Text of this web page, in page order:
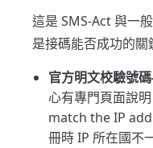
這是 SMS-Act 與一
是接碼能否成功的關
官方明文校驗號
心有專門頁面說
match the IP
冊時 IP 所在國不